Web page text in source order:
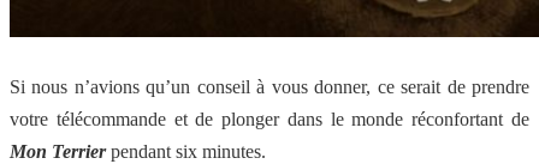
Si nous n’avions qu’un conseil à vous donner, ce serait de prendre
votre télécommande et de plonger dans le monde réconfortant de
Mon Terrierpendant six minutes.